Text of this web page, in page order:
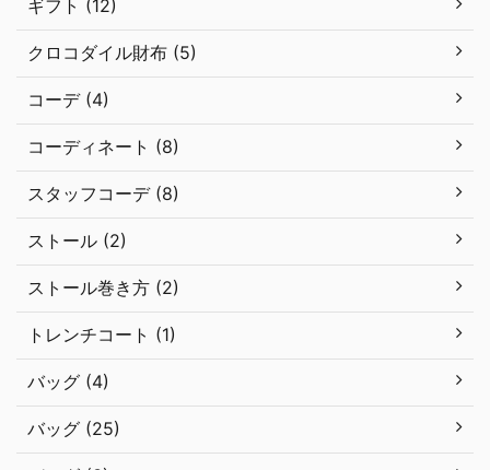
ギフト (12)
クロコダイル財布 (5)
コーデ (4)
コーディネート (8)
スタッフコーデ (8)
ストール (2)
ストール巻き方 (2)
トレンチコート (1)
バッグ (4)
バッグ (25)